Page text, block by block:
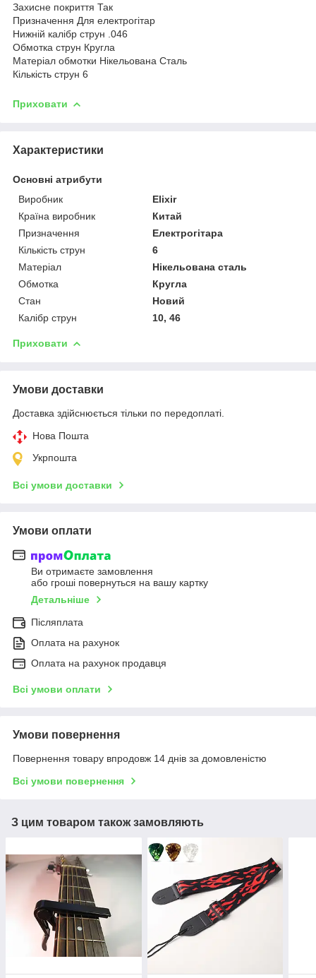
Захисне покриття Так
Призначення Для електрогітар
Нижній калібр струн .046
Обмотка струн Кругла
Матеріал обмотки Нікельована Сталь
Кількість струн 6
Приховати
Характеристики
Основні атрибути
Виробник
Elixir
Країна виробник
Китай
Призначення
Електрогітара
Кількість струн
6
Матеріал
Нікельована сталь
Обмотка
Кругла
Стан
Новий
Калібр струн
10, 46
Приховати
Умови доставки
Доставка здійснюється тільки по передоплаті.
Нова Пошта
Укрпошта
Всі умови доставки
Умови оплати
Ви отримаєте замовлення
або гроші повернуться на вашу картку
Детальніше
Післяплата
Оплата на рахунок
Оплата на рахунок продавця
Всі умови оплати
Умови повернення
Повернення товару впродовж 14 днів за домовленістю
Всі умови повернення
З цим товаром також замовляють